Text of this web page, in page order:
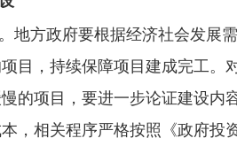
地方政府要根据经济社会发展
目，持续保障项目建成完工
的项目，要进一步论证建设内
，相关程序严格按照《政府